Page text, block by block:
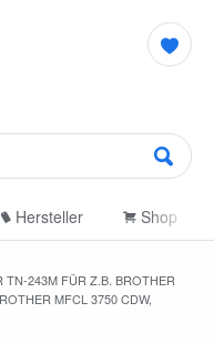
Hersteller Shop
TN-243M FÜR Z.B. BROTHER
MFCL 3750 CDW,